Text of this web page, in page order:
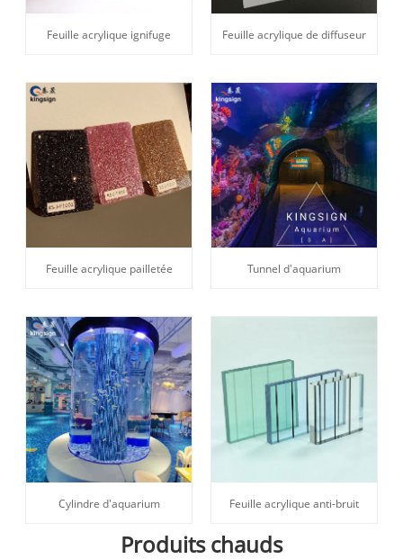
Feuille acrylique ignifuge Feuille acrylique de diffuseur
Feuille acrylique pailletée Tunnel d'aquarium
Cylindre d'aquarium Feuille acrylique anti-bruit
Produits chauds